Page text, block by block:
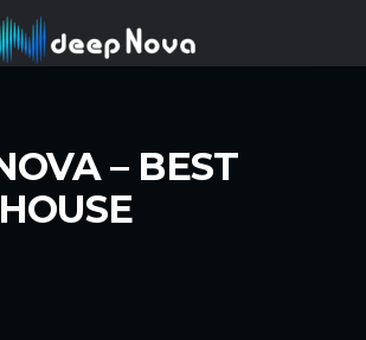
– BEST